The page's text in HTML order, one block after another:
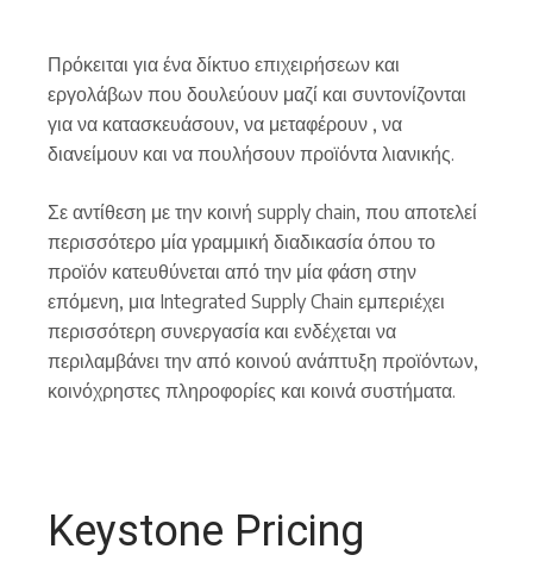
Πρόκειται για ένα δίκτυο επιχειρήσεων και
εργολάβων που δουλεύουν μαζί και συντονίζονται
για να κατασκευάσουν, να μεταφέρουν , να
διανείμουν και να πουλήσουν προϊόντα λιανικής.
Σε αντίθεση με την κοινή supply chain, που αποτελεί
περισσότερο μία γραμμική διαδικασία όπου το
προϊόν κατευθύνεται από την μία φάση στην
επόμενη, μια Integrated Supply Chain εμπεριέχει
περισσότερη συνεργασία και ενδέχεται να
περιλαμβάνει την από κοινού ανάπτυξη προϊόντων,
κοινόχρηστες πληροφορίες και κοινά συστήματα.
Keystone Pricing